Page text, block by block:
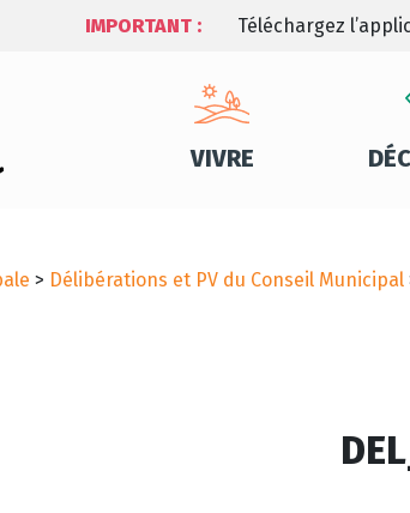
IMPORTANT : Téléchargez
VIVRE
> Délibérations et PV du Conseil Municipal